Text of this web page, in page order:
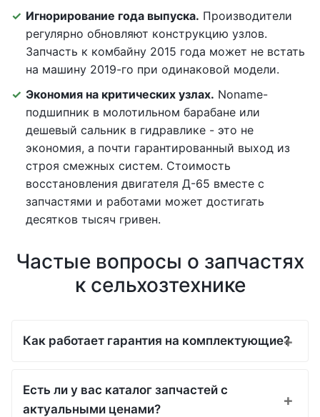
Игнорирование года выпуска. Производители
регулярно обновляют конструкцию узлов.
Запчасть к комбайну 2015 года может не встать
на машину 2019-го при одинаковой модели.
Экономия на критических узлах. Noname-
подшипник в молотильном барабане или
дешевый сальник в гидравлике - это не
экономия, а почти гарантированный выход из
строя смежных систем. Стоимость
восстановления двигателя Д-65 вместе с
запчастями и работами может достигать
десятков тысяч гривен.
Частые вопросы о запчастях
к сельхозтехнике
Как работает гарантия на комплектующие?
Есть ли у вас каталог запчастей с
актуальными ценами?